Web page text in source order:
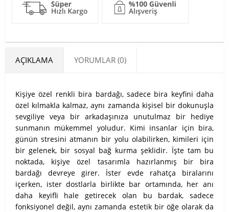
AÇIKLAMA YORUMLAR (0)
Kişiye özel renkli bira bardağı, sadece bira keyfini daha
özel kılmakla kalmaz, aynı zamanda kişisel bir dokunuşla
sevgiliye veya bir arkadaşınıza unutulmaz bir hediye
sunmanın mükemmel yoludur. Kimi insanlar için bira,
günün stresini atmanın bir yolu olabilirken, kimileri için
bir gelenek, bir sosyal bağ kurma şeklidir. İşte tam bu
noktada, kişiye özel tasarımla hazırlanmış bir bira
bardağı devreye girer. İster evde rahatça biralarını
içerken, ister dostlarla birlikte bar ortamında, her anı
daha keyifli hale getirecek olan bu bardak, sadece
fonksiyonel değil, aynı zamanda estetik bir öğe olarak da